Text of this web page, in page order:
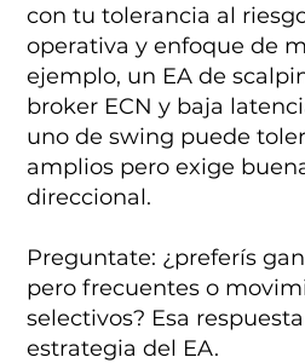
con tu tolerancia al
operativa y enfoque de
ejemplo, un EA de
broker ECN y baja
uno de swing puede
amplios pero exige
direccional.
Preguntate: ¿preferís
pero frecuentes o
selectivos? Esa
estrategia del EA.